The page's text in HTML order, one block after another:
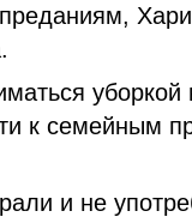
уборкой
к семейным
и не